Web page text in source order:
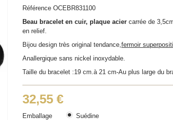
Référence OCEBR831100
Beau bracelet en cuir, plaque aciercarrée de
en relief.
Bijou design très original tendance,fermoir
Anallergique sans nickel inoxydable.
Taille du bracelet :19 cm.à 21 cm-Au plus large du
32,55 €
Emballage
Suédine